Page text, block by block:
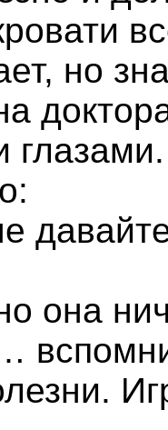
но
она